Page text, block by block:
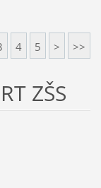
4 5 > >>
ZŠS